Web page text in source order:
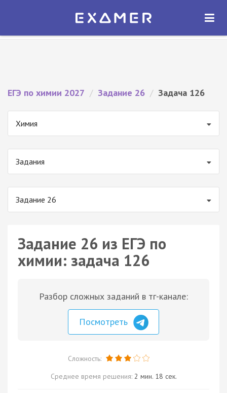
Экзамер — ЕГЭ 2027
ОТКРЫТЬ
ЕГЭ по химии 2027 / Задание 26 / Задача 126
Химия
Задания
Задание 26
Задание 26 из ЕГЭ по
химии: задача 126
Разбор сложных заданий в тг-канале:
Посмотреть
Сложность:
Среднее время решения: 2 мин. 18 сек.